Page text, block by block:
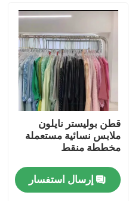
قطن بوليستر نايلون
ملابس نسائية مستعملة
مخططة منقط
إرسال استفسار